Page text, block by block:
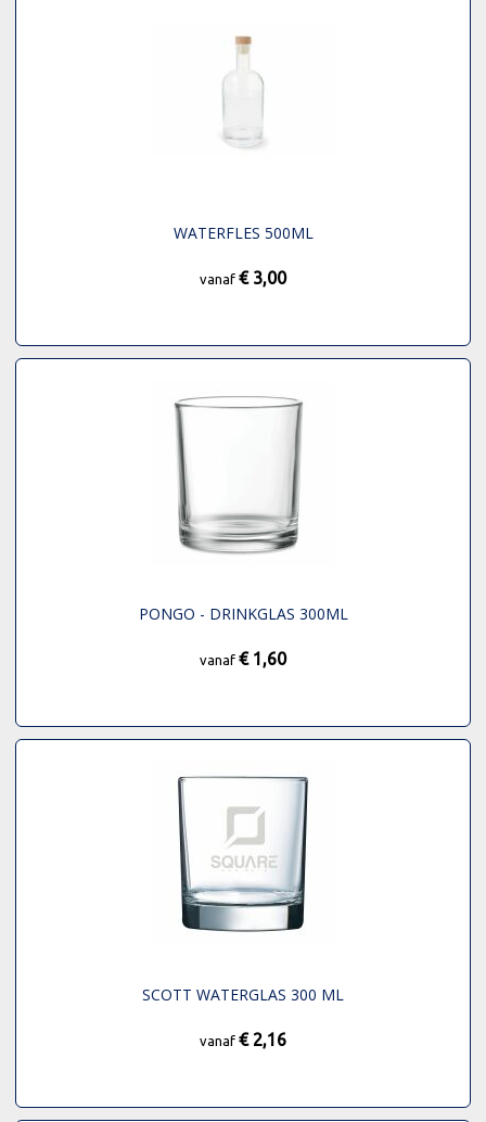
WATERFLES 500ML
vanaf € 3,00
PONGO - DRINKGLAS 300ML
vanaf € 1,60
SCOTT WATERGLAS 300 ML
vanaf € 2,16